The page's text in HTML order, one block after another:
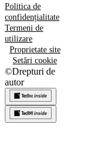
Politica de
confidențialitate
Termeni de
utilizare
Proprietate site
Setări cookie
©Drepturi de
autor